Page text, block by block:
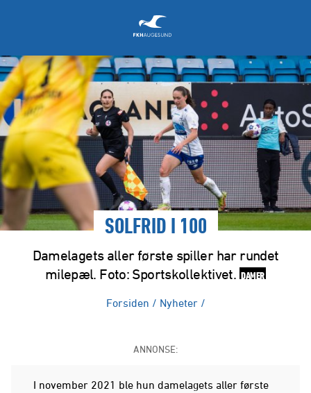
SOLFRID I 100
Damelagets aller første spiller har rundet
milepæl. Foto: Sportskollektivet. DAMER
Forsiden / Nyheter /
ANNONSE:
I november 2021 ble hun damelagets aller første